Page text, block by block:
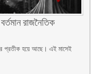
রাজনৈতিক
প্রতীক হয়ে আছে। এই মাসেই